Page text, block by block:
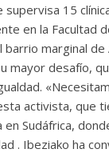
supervisa 15
en la Facultad
barrio marginal
mayor desafío,
activista, que
Sudáfrica,
. Ibeziako ha